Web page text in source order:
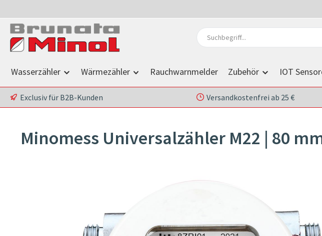
Wasserzähler Wärmezähler Rauchwarnmelder Zubehör IOT
Exclusiv für B2B-Kunden Versandkostenfrei ab 25 €
Minomess Universalzähler M22 | 80